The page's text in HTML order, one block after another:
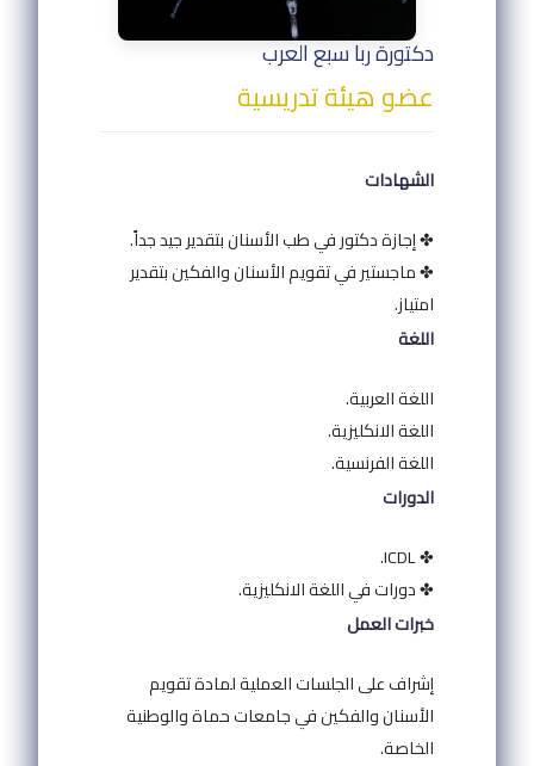
دكتورة ربا سبع العرب
عضو هيئة تدريسية
الشهادات
✤ إجازة دكتور في طب الأسنان بتقدير جيد جداً.
✤ ماجستير في تقويم الأسنان والفكين بتقدير
امتياز.
اللغة
اللغة العربية.
اللغة الانكليزية.
اللغة الفرنسية.
الدورات
✤ ICDL.
✤ دورات في اللغة الانكليزية.
خبرات العمل
إشراف على الجلسات العملية لمادة تقويم
الأسنان والفكين في جامعات حماة والوطنية
الخاصة.